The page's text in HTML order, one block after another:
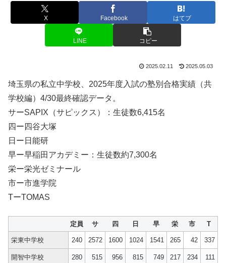
X Facebook はてブ
LINE コピー
2025.02.11 2025.05.03
埼玉県の私立中学校、2025年度入試の塾別合格実績（共
学校編）4/30最終確認データ。
サーSAPIX（サピックス）：生徒数6,415名
四ー四谷大塚
日ー日能研
早ー早稲田アカデミー：生徒数約7,300名
栄ー栄光ゼミナール
市ー市進学院
TーTOMAS
定員 サ 四 日 早 栄 市 T
栄東中学校 240 2572 1600 1024 1541 265 42 337
開智中学校 280 515 956 815 749 217 234 111